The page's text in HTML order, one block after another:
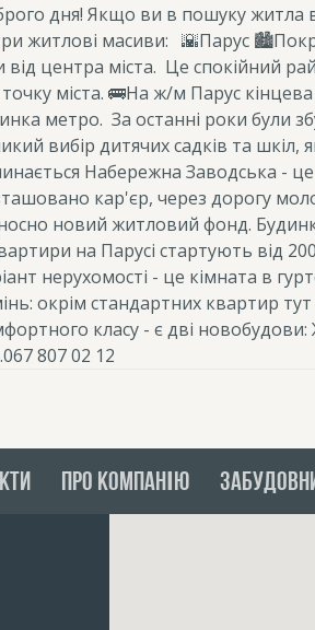
дня! Якщо ви в пошуку житла в
житлові масиви: 🌇Парус
від центра міста. Це спокійний
міста. 🚌На ж/м Парус
метро. За останні роки були
вибір дитячих садків та шкіл,
Набережна Заводська - це
кар'єр, через дорогу
новий житловий фонд.
на Парусі стартують від
нерухомості - це кімната в
окрім стандартних квартир
класу - є дві
807 02 12
ПРО КОМПАНІЮ